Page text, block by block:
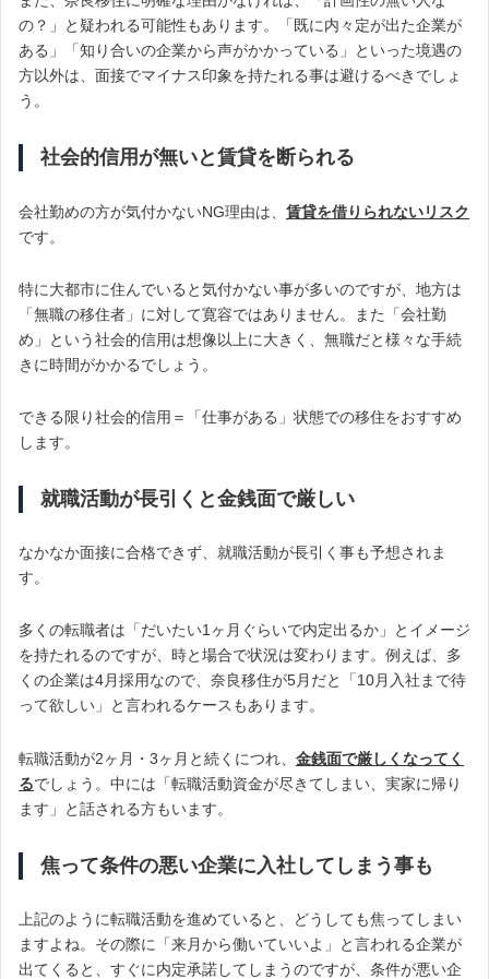
の？」と疑われる可能性もあります。「既に内々定が出た企業が
ある」「知り合いの企業から声がかかっている」といった境遇の
方以外は、面接でマイナス印象を持たれる事は避けるべきでしょ
う。
社会的信用が無いと賃貸を断られる
会社勤めの方が気付かないNG理由は、 賃貸を借りられないリスク
です。
特に大都市に住んでいると気付かない事が多いのですが、地方は
「無職の移住者」に対して寛容ではありません。また「会社勤
め」という社会的信用は想像以上に大きく、無職だと様々な手続
きに時間がかかるでしょう。
できる限り社会的信用＝「仕事がある」状態での移住をおすすめ
します。
就職活動が長引くと金銭面で厳しい
なかなか面接に合格できず、就職活動が長引く事も予想されま
す。
多くの転職者は「だいたい1ヶ月ぐらいで内定出るか」とイメージ
を持たれるのですが、時と場合で状況は変わります。例えば、多
くの企業は4月採用なので、奈良移住が5月だと「10月入社まで待
って欲しい」と言われるケースもあります。
転職活動が2ヶ月・3ヶ月と続くにつれ、 金銭面で厳しくなってく
るでしょう。中には「転職活動資金が尽きてしまい、実家に帰り
ます」と話される方もいます。
焦って条件の悪い企業に入社してしまう事も
上記のように転職活動を進めていると、どうしても焦ってしまい
ますよね。その際に「来月から働いていいよ」と言われる企業が
出てくると、すぐに内定承諾してしまうのですが、条件が悪い企